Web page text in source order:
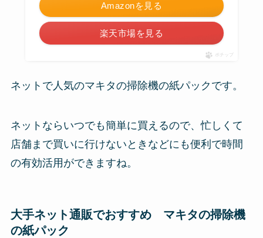
Amazonを見る
楽天市場を見る
ポチップ
ネットで人気のマキタの掃除機の紙パックです。
ネットならいつでも簡単に買えるので、忙しくて
店舗まで買いに行けないときなどにも便利で時間
の有効活用ができますね。
大手ネット通販でおすすめ マキタの掃除機
の紙パック